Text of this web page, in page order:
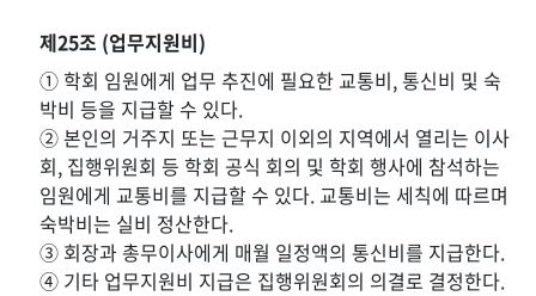
제25조 (업무지원비)
① 학회 임원에게 업무 추진에 필요한 교통비, 통신비 및 숙
박비 등을 지급할 수 있다.
② 본인의 거주지 또는 근무지 이외의 지역에서 열리는 이사
회, 집행위원회 등 학회 공식 회의 및 학회 행사에 참석하는
임원에게 교통비를 지급할 수 있다. 교통비는 세칙에 따르며
숙박비는 실비 정산한다.
③ 회장과 총무이사에게 매월 일정액의 통신비를 지급한다.
④ 기타 업무지원비 지급은 집행위원회의 의결로 결정한다.